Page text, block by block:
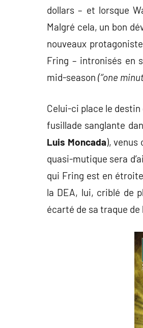
dollars – et lorsque
Malgré cela, un bon
nouveaux
Fring – intronisés en
mid-season (‘’one
Celui-ci place le destin
fusillade sanglante
Luis Moncada), venus
quasi-mutique sera
qui Fring est en
la DEA, lui, criblé de
écarté de sa traque